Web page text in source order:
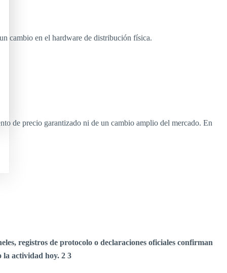
cambio en el hardware de distribución física.
de precio garantizado ni de un cambio amplio del mercado. En
registros de protocolo o declaraciones oficiales confirman
la actividad hoy. 2 3